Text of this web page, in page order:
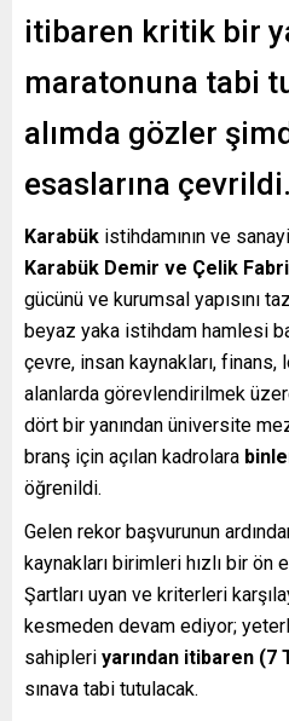
itibaren kritik bir
maratonuna tabi
alımda gözler
esaslarına çevrildi.
Karabük istihdamının ve
Karabük Demir ve Çelik
gücünü ve kurumsal yapısını
beyaz yaka istihdam hamlesi
çevre, insan kaynakları,
alanlarda görevlendirilmek
dört bir yanından üniversite
branş için açılan kadrolara
öğrenildi.
Gelen rekor başvurunun
kaynakları birimleri hızlı bir
Şartları uyan ve kriterleri
kesmeden devam ediyor;
sahipleri yarından itibaren (7
sınava tabi tutulacak.